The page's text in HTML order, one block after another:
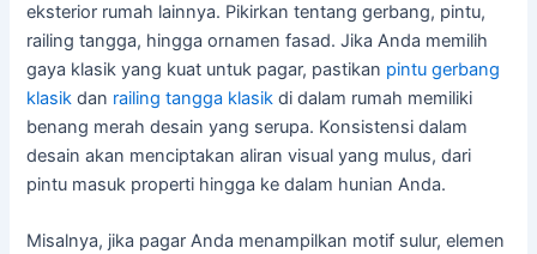
eksterior rumah lainnya. Pikirkan tentang gerbang, pintu,
railing tangga, hingga ornamen fasad. Jika Anda memilih
gaya klasik yang kuat untuk pagar, pastikan pintu gerbang
klasik dan railing tangga klasik di dalam rumah memiliki
benang merah desain yang serupa. Konsistensi dalam
desain akan menciptakan aliran visual yang mulus, dari
pintu masuk properti hingga ke dalam hunian Anda.
Misalnya, jika pagar Anda menampilkan motif sulur, elemen